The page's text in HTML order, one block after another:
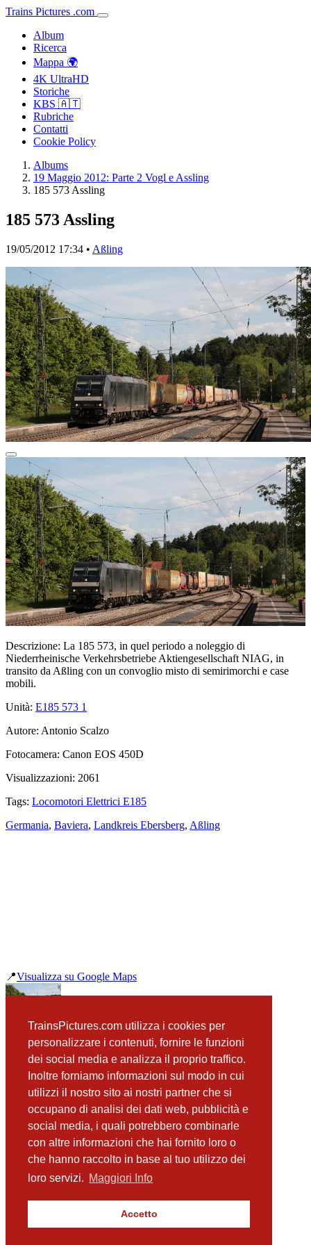
TrainsPictures.com utilizza i cookies per
personalizzare i contenuti, fornire le funzioni
dei social media e analizza il proprio traffico.
Inoltre forniamo informazioni sul modo in cui
utilizzi il nostro sito ai nostri partner che si
occupano di analisi dei dati web, pubblicità e
social media, i quali potrebbero combinarle
con altre informazioni che hai fornito loro o
che hanno raccolto in base al tuo utilizzo dei
loro servizi. Maggiori Info
Accetto
Trains Pictures .com
Album
Ricerca
Mappa 🌍
4K UltraHD
Storiche
KBS 🇦🇹
Rubriche
Contatti
Cookie Policy
Albums
19 Maggio 2012: Parte 2 Vogl e Assling
185 573 Assling
185 573 Assling
19/05/2012 17:34 • Aßling
Descrizione: La 185 573, in quel periodo a noleggio di
Niederrheinische Verkehrsbetriebe Aktiengesellschaft NIAG, in
transito da Aßling con un convoglio misto di semirimorchi e case
mobili.
Unità: E185 573 1
Autore: Antonio Scalzo
Fotocamera: Canon EOS 450D
Visualizzazioni: 2061
Tags: Locomotori Elettrici E185
Germania, Baviera, Landkreis Ebersberg, Aßling
📍Visualizza su Google Maps
precedente
Carrozza Pilota DB Assling
successiva
E402 039 Bologna Centrale
📸 Fotografie scattate nei dintorniVedi tutte ➔
DB 111 003 Aßling
(18 m)
DB 111 039 Assling
OBB 1144 242 Assling